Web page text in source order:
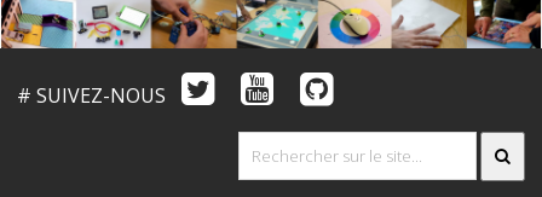
# SUIVEZ-NOUS